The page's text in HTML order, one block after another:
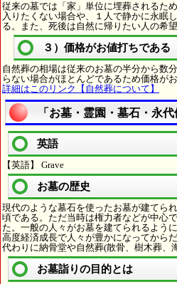
従来の墓では「家」単位に埋葬されるた
入りたくない場合や、１人で静かに永眠
る。また、死後は自然に帰りたい人の希
３）価格がお値打ちである
自然葬の相場は従来のお墓の半分から数
らない場合がほとんどであるため価格が
詳細はこのリンク【自然葬について】
「お墓・霊園・墓石・永
英語
【英語】 Grave
お墓の歴史
現代のような墓石を使ったお墓が建てら
頃である。ただ当時は権力者などが中心
た。一般の人々がお墓を建てられるよう
高度経済成長で人々が豊かになってから
代わりに納骨堂や自然葬(散骨、樹木葬、
お墓詣りの目的とは